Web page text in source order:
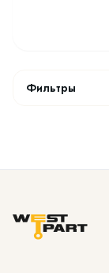
Фильтры